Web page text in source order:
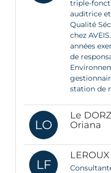
triple-
auditrice
Qualité
chez
années
de
station de
LO
Le
Oriana
LF